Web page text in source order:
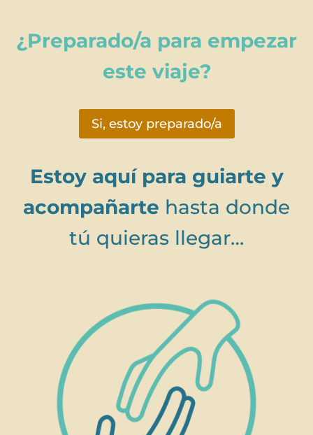
¿Preparado/a para empezar
este viaje?
Si, estoy preparado/a
Estoy aquí para guiarte y
acompañarte hasta donde
tú quieras llegar…